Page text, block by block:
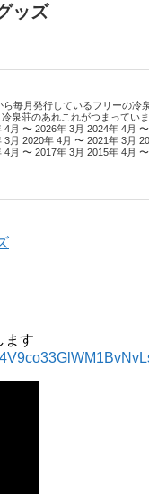
ッズ
ら毎月発行しているフリーの
泉荘のあれこれがつまってい
月 〜 2026年 3月 2024年 4月
月 2020年 4月 〜 2021年 3月
月 〜 2017年 3月 2015年 4月
ます